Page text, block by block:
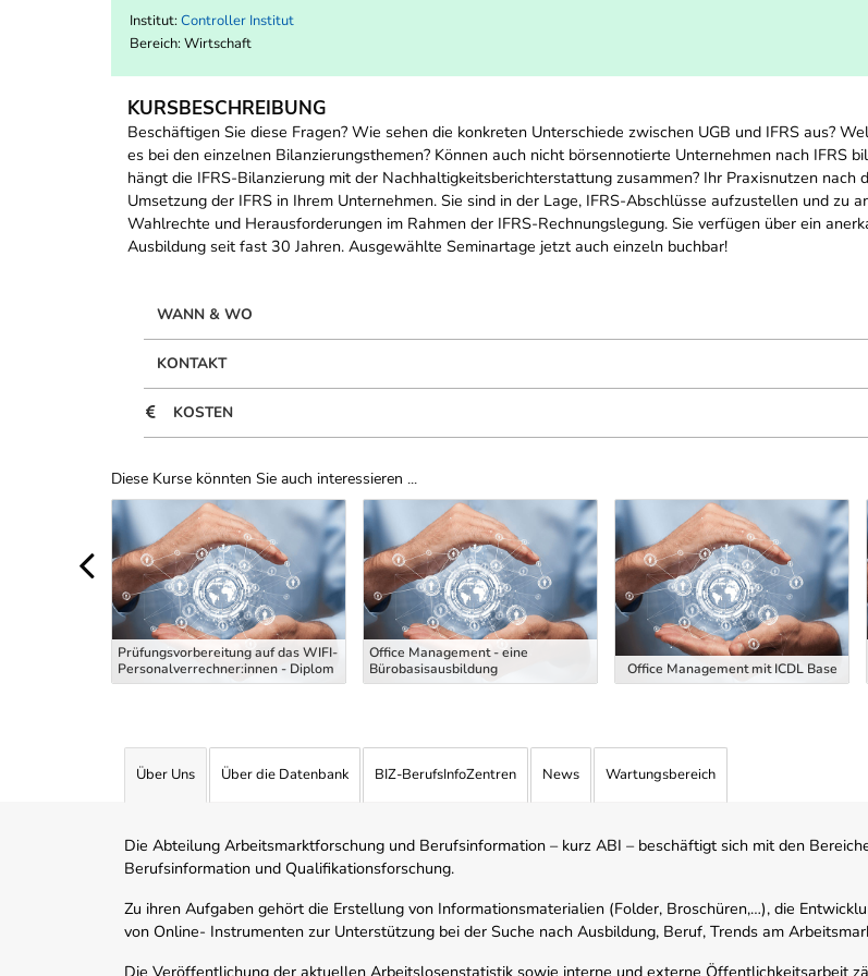
Institut: Controller Institut
Bereich: Wirtschaft
KURSBESCHREIBUNG
Beschäftigen Sie diese Fragen? Wie sehen die konkreten Unterschiede zwischen UGB und IFRS aus?
es bei den einzelnen Bilanzierungsthemen? Können auch nicht börsennotierte Unternehmen nach IFRS
hängt die IFRS-Bilanzierung mit der Nachhaltigkeitsberichterstattung zusammen? Ihr Praxisnutzen
Umsetzung der IFRS in Ihrem Unternehmen. Sie sind in der Lage, IFRS-Abschlüsse aufzustellen und zu
Wahlrechte und Herausforderungen im Rahmen der IFRS-Rechnungslegung. Sie verfügen über ein
Ausbildung seit fast 30 Jahren. Ausgewählte Seminartage jetzt auch einzeln buchbar!
WANN & WO
KONTAKT
KOSTEN
Diese Kurse könnten Sie auch interessieren ...
Uber Weiterbildungsvorschläge
Prüfungsvorbereitung auf das WIFI-
Personalverrechner:innen - Diplom
Office Management - eine
Bürobasisausbildung
Office Management mit ICDL Base
Über Uns Über die Datenbank BIZ-BerufsInfoZentren News Wartungsbereich
Die Abteilung Arbeitsmarktforschung und Berufsinformation – kurz ABI – beschäftigt sich mit den
Berufsinformation und Qualifikationsforschung.
Zu ihren Aufgaben gehört die Erstellung von Informationsmaterialien (Folder, Broschüren,…), die
von Online- Instrumenten zur Unterstützung bei der Suche nach Ausbildung, Beruf, Trends am